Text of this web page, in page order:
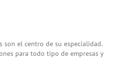
son el centro de su especialidad.
para todo tipo de empresas y